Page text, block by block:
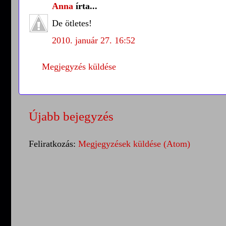
Anna írta...
De ötletes!
2010. január 27. 16:52
Megjegyzés küldése
Újabb bejegyzés
Feliratkozás: Megjegyzések küldése (Atom)